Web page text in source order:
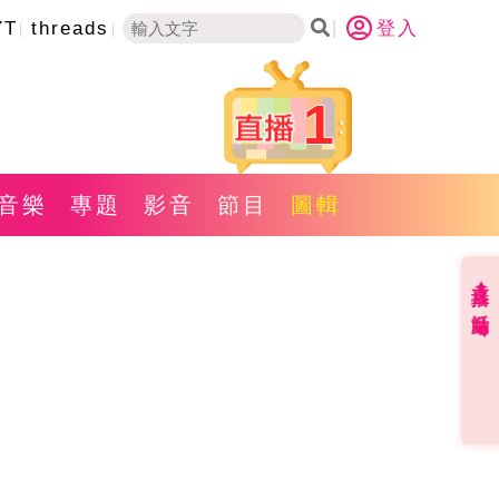
threads 登入
1
樂 專題 影音 節目 圖輯
直播✦活動